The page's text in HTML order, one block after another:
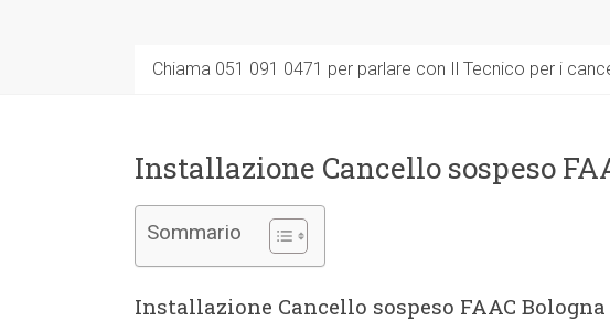
Chiama 051 091 0471 per parlare con Il Tecnico per i
Installazione Cancello sospeso
Sommario
Installazione Cancello sospeso FAAC